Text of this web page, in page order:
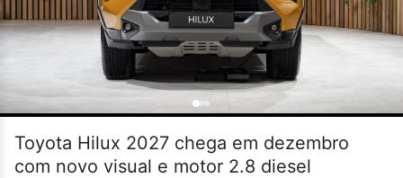
Toyota Hilux 2027 chega em dezembro
com novo visual e motor 2.8 diesel